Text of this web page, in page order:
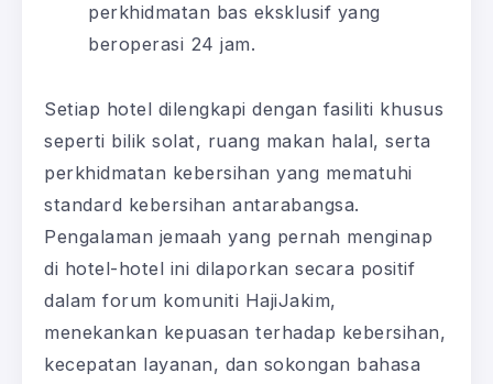
perkhidmatan bas eksklusif yang
beroperasi 24 jam.
Setiap hotel dilengkapi dengan fasiliti khusus
seperti bilik solat, ruang makan halal, serta
perkhidmatan kebersihan yang mematuhi
standard kebersihan antarabangsa.
Pengalaman jemaah yang pernah menginap
di hotel-hotel ini dilaporkan secara positif
dalam forum komuniti HajiJakim,
menekankan kepuasan terhadap kebersihan,
kecepatan layanan, dan sokongan bahasa